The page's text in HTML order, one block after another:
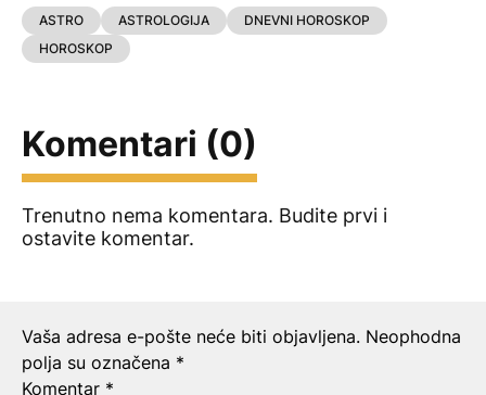
ASTRO ASTROLOGIJA
DNEVNI HOROSKOP
HOROSKOP
Komentari (0)
Trenutno nema komentara. Budite prvi i
ostavite komentar.
Ostavite odgovor
Vaša adresa e-pošte neće biti objavljena. Neophodna
polja su označena *
Komentar *